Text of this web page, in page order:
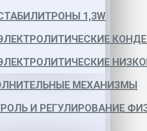
1,3W
МЕХАНИЗМЫ
И РЕГУЛИРОВАНИЕ